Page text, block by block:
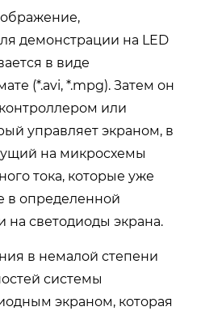
демонстрации на LED
в виде
(*.avi, *.mpg). Затем он
или
управляет экраном, в
на микросхемы
тока, которые уже
в определенной
на светодиоды экрана.
в немалой степени
системы
экраном, которая